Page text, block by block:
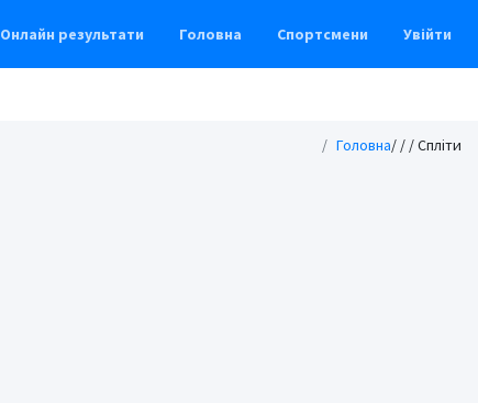
Онлайн результати Головна Спортсмени Увійти
Головна/ / / Спліти